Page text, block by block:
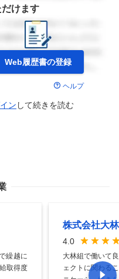
けます
Web履歴書の登録
ヘルプ
ン して続きを読む
繰越に
取得度
株式会社大
4.0
大林組で働いて
ェクトに関わる